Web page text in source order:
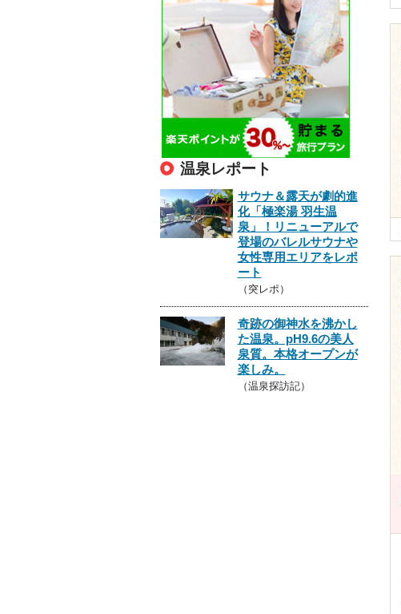
温泉レポート
サウナ＆露天が劇的進
化「極楽湯 羽生温
泉」！リニューアルで
登場のバレルサウナや
女性専用エリアをレポ
ート
（突レポ）
奇跡の御神水を沸かし
た温泉。pH9.6の美人
泉質。本格オープンが
楽しみ。
（温泉探訪記）